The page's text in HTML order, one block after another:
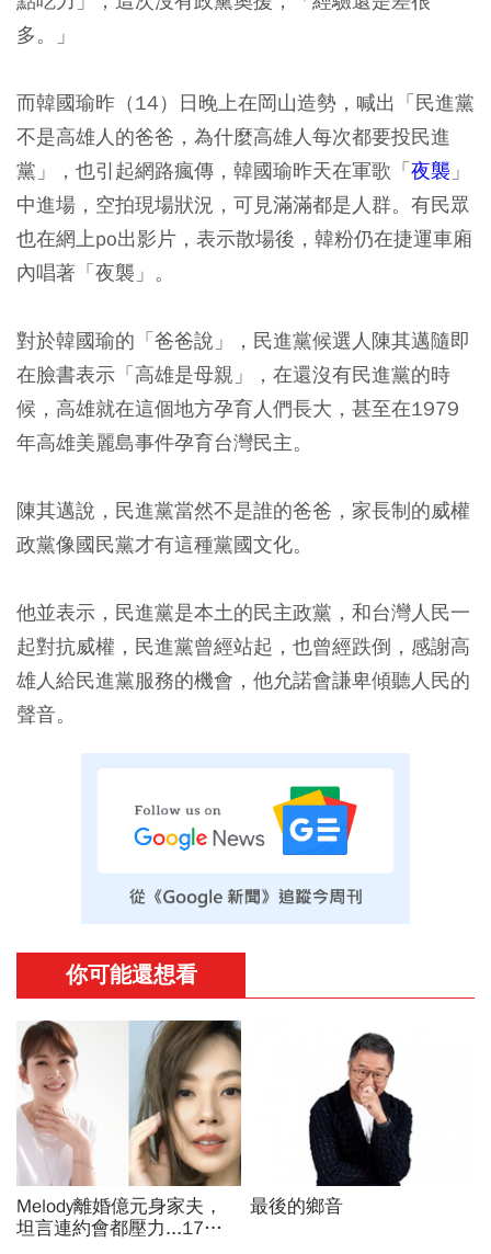
多。」
而韓國瑜昨（14）日晚上在岡山造勢，喊出「民進黨
不是高雄人的爸爸，為什麼高雄人每次都要投民進
黨」，也引起網路瘋傳，韓國瑜昨天在軍歌「夜襲 」
中進場，空拍現場狀況，可見滿滿都是人群。有民眾
也在網上po出影片，表示散場後，韓粉仍在捷運車廂
內唱著「夜襲」。
對於韓國瑜的「爸爸說」，民進黨候選人陳其邁隨即
在臉書表示「高雄是母親」，在還沒有民進黨的時
候，高雄就在這個地方孕育人們長大，甚至在1979
年高雄美麗島事件孕育台灣民主。
陳其邁說，民進黨當然不是誰的爸爸，家長制的威權
政黨像國民黨才有這種黨國文化。
他並表示，民進黨是本土的民主政黨，和台灣人民一
起對抗威權，民進黨曾經站起，也曾經跌倒，感謝高
雄人給民進黨服務的機會，他允諾會謙卑傾聽人民的
聲音。